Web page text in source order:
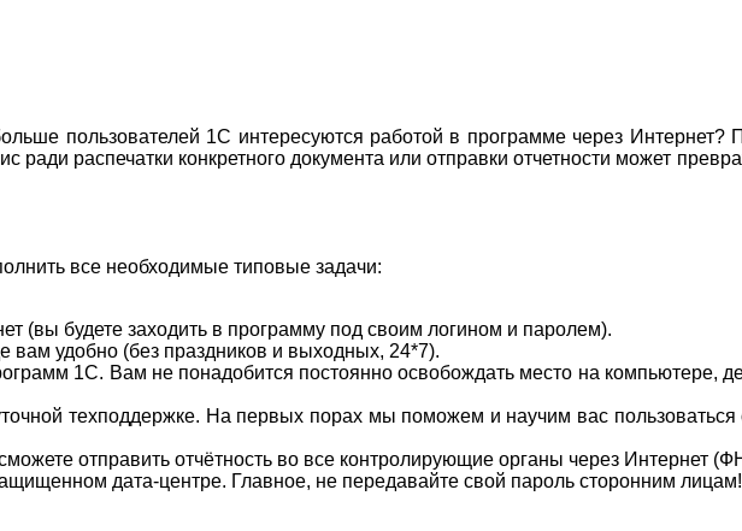
пользователей 1С интересуются работой в программе через Интернет?
распечатки конкретного документа или отправки отчетности может
все необходимые типовые задачи:
(вы будете заходить в программу под своим логином и паролем).
вам удобно (без праздников и выходных, 24*7).
1С. Вам не понадобится постоянно освобождать место на компьютере,
техподдержке. На первых порах мы поможем и научим вас
отправить отчётность во все контролирующие органы через Интернет
дата-центре. Главное, не передавайте свой пароль сторонним лицам!